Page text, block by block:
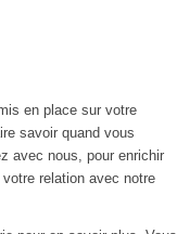
en place sur votre
savoir quand vous
avec nous, pour enrichir
relation avec notre